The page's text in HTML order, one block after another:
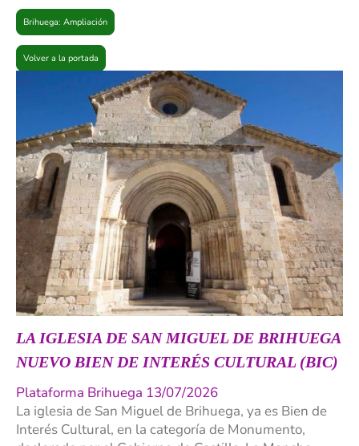
Brihuega: Ampliación
Volver a la portada
LA IGLESIA DE SAN MIGUEL DE BRIHUEGA
NUEVO BIEN DE INTERÉS CULTURAL (BIC)
Plataforma Brihuega 13/07/2026
La iglesia de San Miguel de Brihuega, ya es Bien de
Interés Cultural, en la categoría de Monumento,